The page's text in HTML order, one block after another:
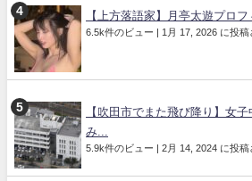
【上方落語家】月亭太遊プロ
6.5k件のビュー | 1月 17, 2026 に投稿
【吹田市でまた飛び降り】女
み...
5.9k件のビュー | 2月 14, 2024 に投稿